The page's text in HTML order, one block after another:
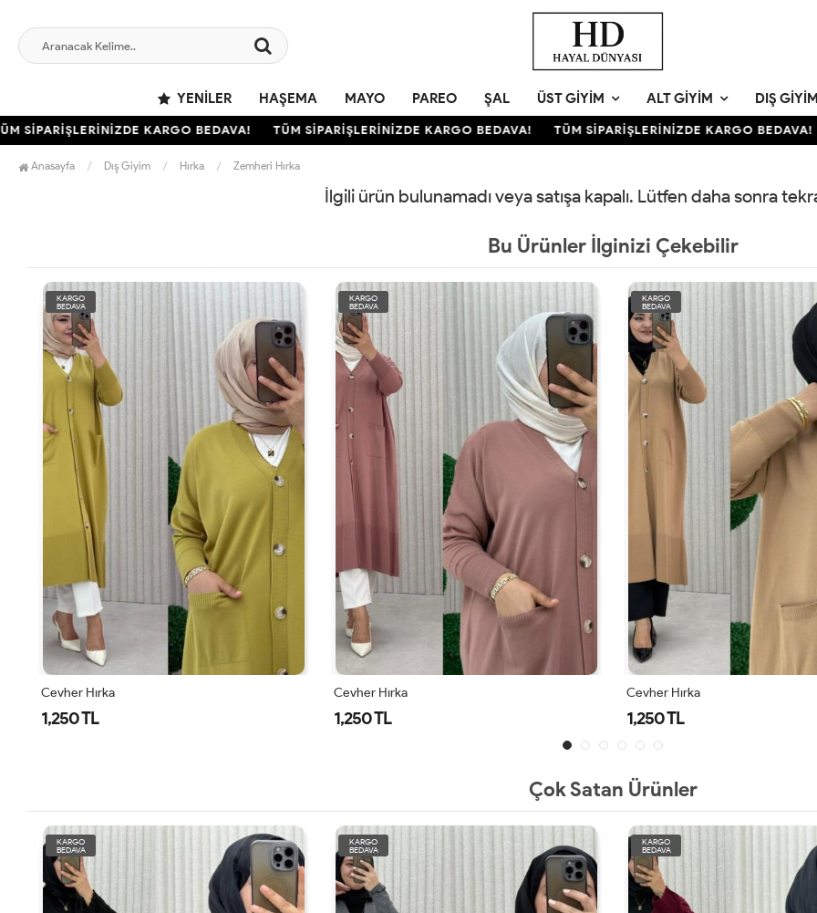
YENILER HAŞEMA MAYO PAREO ŞAL ÜST GIYIM ALT GIYIM DIŞ GIYIM
SİPARİŞLERİNİZDE KARGO BEDAVA! TÜM SİPARİŞLERİNİZDE KARGO BEDAVA! TÜM SİPARİŞLERİNİZDE KARGO BEDAVA!
Anasayfa Dış Giyim Hırka Zemheri Hırka
İlgili ürün bulunamadı veya satışa kapalı. Lütfen daha sonra
Bu Ürünler İlginizi Çekebilir
KARGO
BEDAVA
Cevher Hırka
1,250 TL
KARGO
BEDAVA
Cevher Hırka
1,250 TL
KARGO
BEDAVA
Cevher Hırka
1,250 TL
Çok Satan Ürünler
KARGO
BEDAVA
KARGO
BEDAVA
KARGO
BEDAVA